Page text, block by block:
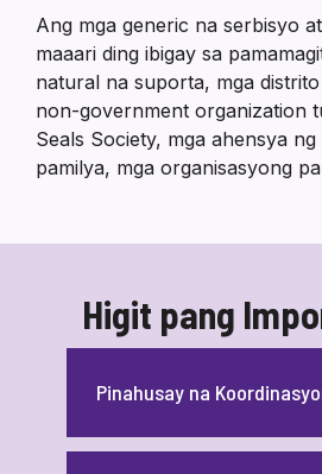
Ang mga generic na serbisyo
maaari ding ibigay sa
natural na suporta, mga
non-government organization
Seals Society, mga ahensya
pamilya, mga organisasyong
Higit pang
Pinahusay na